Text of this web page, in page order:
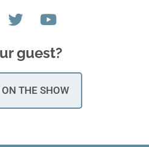
guest?
THE SHOW